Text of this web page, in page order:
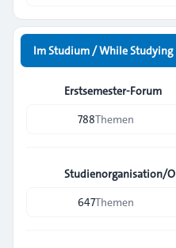
Im Studium / While Studying
Erstsemester-Forum
788Themen
Studienorganisation/
647Themen